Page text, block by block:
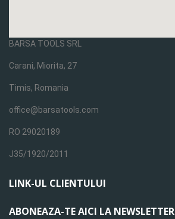
BARSA TOOLS SRL
Carani, Miorita, 27
Timis, Romania
office@barsatools.com
RO 29020189
J35/1920/2011
LINK-UL CLIENTULUI
ABONEAZA-TE AICI LA NEWSLETTER